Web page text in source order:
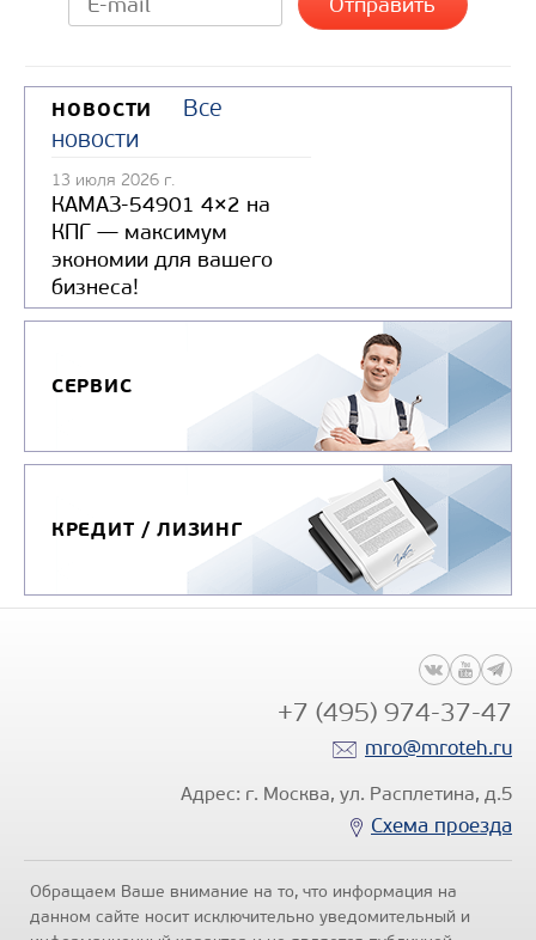
НОВОСТИ
Все
новости
13 июля 2026 г.
КАМАЗ-54901 4×2 на
КПГ — максимум
экономии для вашего
бизнеса!
СЕРВИС
КРЕДИТ / ЛИЗИНГ
+7 (495) 974-37-47
mro@mroteh.ru
Адрес: г. Москва, ул. Расплетина, д.5
Схема проезда
Обращаем Ваше внимание на то, что информация на
данном сайте носит исключительно уведомительный и